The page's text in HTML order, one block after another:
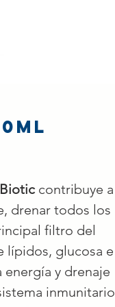
contribuye a
drenar todos los
filtro del
lípidos, glucosa e
y drenaje
inmunitario